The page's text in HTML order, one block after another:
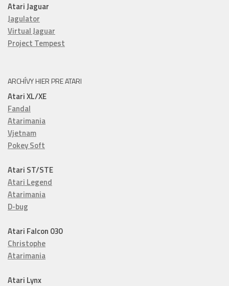
Atari Jaguar
Jagulator
Virtual Jaguar
Project Tempest
ARCHÍVY HIER PRE ATARI
Atari XL/XE
Fandal
Atarimania
Vjetnam
Pokey Soft
Atari ST/STE
Atari Legend
Atarimania
D-bug
Atari Falcon 030
Christophe
Atarimania
Atari Lynx